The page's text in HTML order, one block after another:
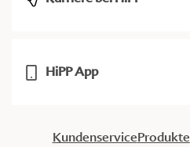
HiPP App
KundenserviceProdukte